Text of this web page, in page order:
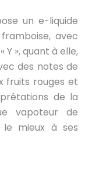
un e-liquide
avec
», quant à elle,
des notes de
fruits rouges et
de la
vapoteur de
mieux à ses